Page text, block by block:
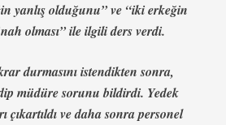
yanlış olduğunu” ve “iki erkeğin
olması” ile ilgili ders verdi.
durmasını istendikten sonra,
müdüre sorunu bildirdi. Yedek
çıkartıldı ve daha sonra personel